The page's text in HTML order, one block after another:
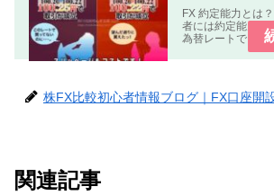
FX 約定能力とは
者には約定能力の
為替レートできち
能力の低いFX業
で約定しない。も
定能力 比較 まとめ
株FX比較初心者情報ブログ｜FX口座開
関連記事